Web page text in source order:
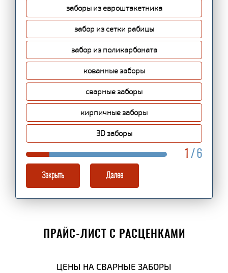
заборы из евроштакетника
забор из сетки рабицы
забор из поликарбоната
кованные заборы
сварные заборы
кирпичные заборы
3D заборы
1 / 6
Закрыть Далее
ПРАЙС-ЛИСТ С РАСЦЕНКАМИ
ЦЕНЫ НА СВАРНЫЕ ЗАБОРЫ